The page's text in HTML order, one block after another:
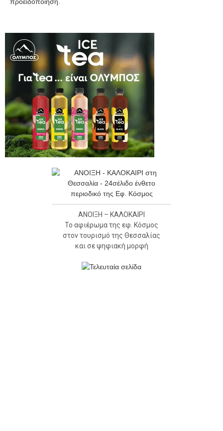
ΑΝΟΙΞΗ – ΚΑΛΟΚΑΙΡΙ
Το αφιέρωμα της εφ. Κόσμος
στον τουρισμό της Θεσσαλίας
και σε ψηφιακή μορφή